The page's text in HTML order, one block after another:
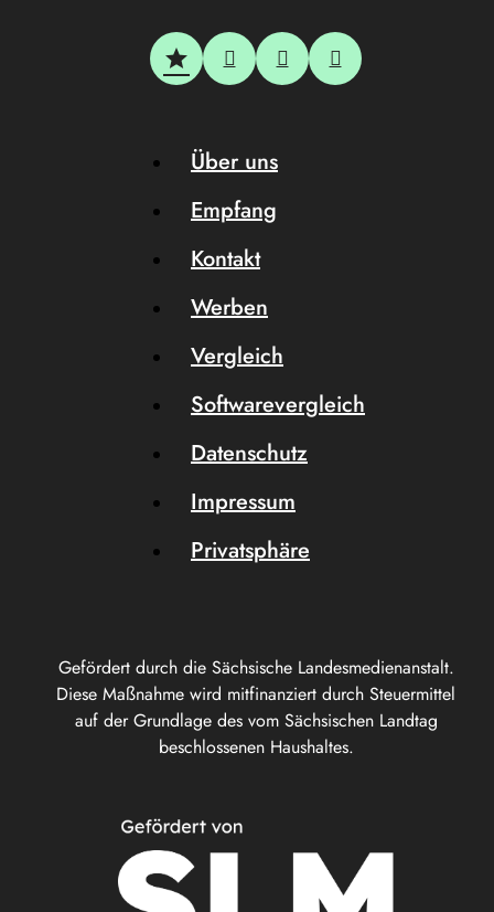
Gefördert durch die Sächsische Landesmedienanstalt.
Diese Maßnahme wird mitfinanziert durch Steuermittel
auf der Grundlage des vom Sächsischen Landtag
beschlossenen Haushaltes.
Über uns
Empfang
Kontakt
Werben
Vergleich
Softwarevergleich
Datenschutz
Impressum
Privatsphäre